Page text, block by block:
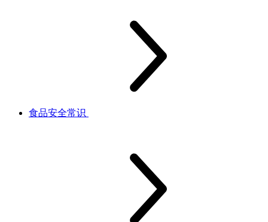
食品安全常识